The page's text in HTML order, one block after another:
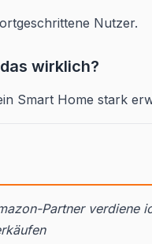
Nutzer.
wirklich?
Smart Home stark
Partner verdiene